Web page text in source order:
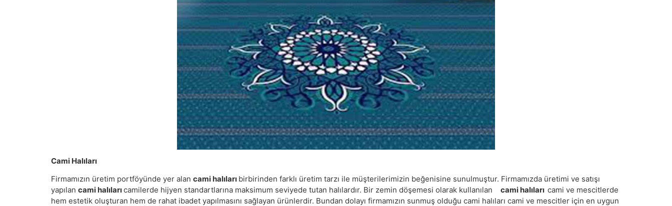
Cami Halıları
Firmamızın üretim portföyünde yer alan cami halıları birbirinden farklı üretim tarzı ile müşterilerimizin beğenisine sunulmuştur. Firmamızda üretimi ve satışı
yapılan cami halılarıcamilerde hijyen standartlarına maksimum seviyede tutan halılardır. Bir zemin döşemesi olarak kullanılan cami halıları cami ve mescitlerde
hem estetik oluşturan hem de rahat ibadet yapılmasını sağlayan ürünlerdir. Bundan dolayı firmamızın sunmuş olduğu cami halıları cami ve mescitler için en uygun